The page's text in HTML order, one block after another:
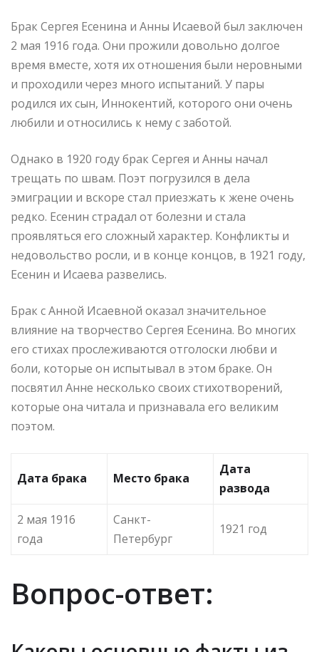
Брак Сергея Есенина и Анны Исаевой был заключен
2 мая 1916 года. Они прожили довольно долгое
время вместе, хотя их отношения были неровными
и проходили через много испытаний. У пары
родился их сын, Иннокентий, которого они очень
любили и относились к нему с заботой.
Однако в 1920 году брак Сергея и Анны начал
трещать по швам. Поэт погрузился в дела
эмиграции и вскоре стал приезжать к жене очень
редко. Есенин страдал от болезни и стала
проявляться его сложный характер. Конфликты и
недовольство росли, и в конце концов, в 1921 году,
Есенин и Исаева развелись.
Брак с Анной Исаевной оказал значительное
влияние на творчество Сергея Есенина. Во многих
его стихах прослеживаются отголоски любви и
боли, которые он испытывал в этом браке. Он
посвятил Анне несколько своих стихотворений,
которые она читала и признавала его великим
поэтом.
Дата брака Место брака
Дата
развода
2 мая 1916
года
Санкт-
Петербург
1921 год
Вопрос-ответ: